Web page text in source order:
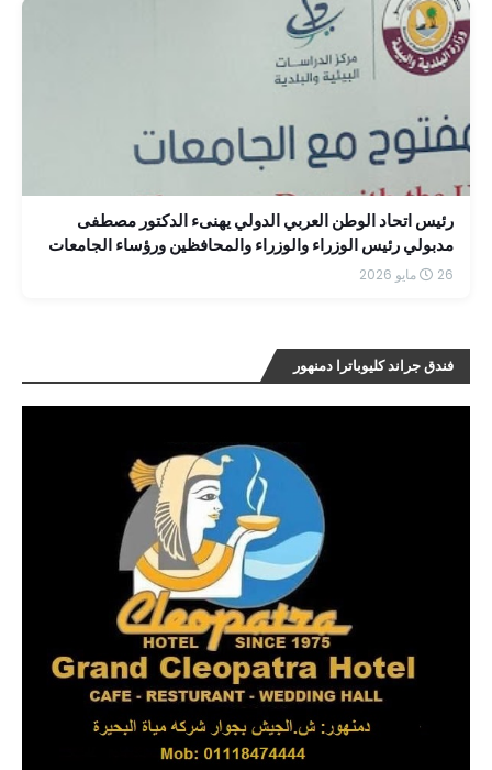
رئيس اتحاد الوطن العربي الدولي يهنىء الدكتور مصطفى
مدبولي رئيس الوزراء والوزراء والمحافظين ورؤساء الجامعات
وكبار رجال الدولة بحلول عيد الأضحى المبارك
26 مايو 2026
فندق جراند كليوباترا دمنهور